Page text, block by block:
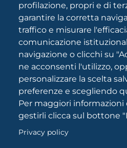
profilazione, propri e di
garantire la corretta
traffico e misurare
comunicazione
navigazione o clicchi su
ne acconsenti l'utilizzo,
personalizzare la scelta
preferenze e scegliendo
Per maggiori informazioni
gestirli clicca sul bottone
Privacy policy
Credits
Chi siamo
Università degli Studi di Foggia
Via A.Gramsci 89/91 CF:
03016180717